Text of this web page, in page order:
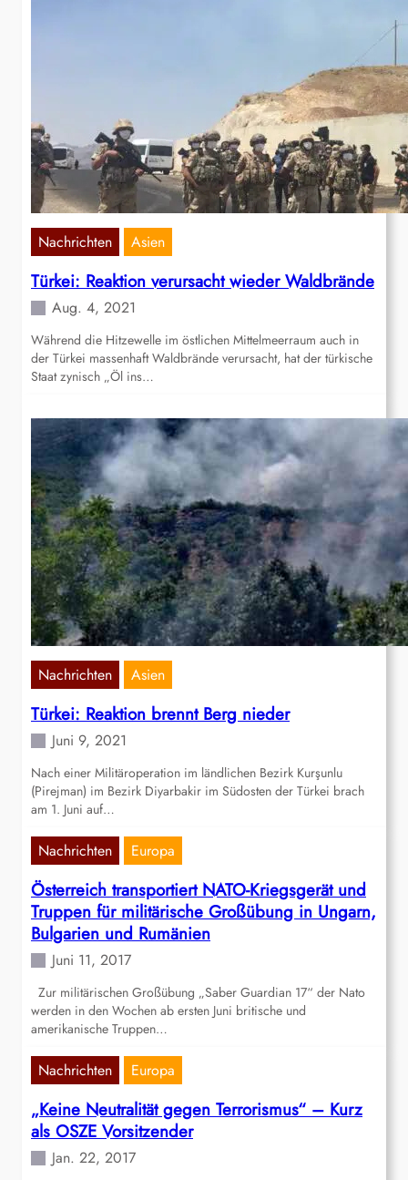
Nachrichten Asien
Türkei: Reaktion verursacht wieder Waldbrände
Aug. 4, 2021
Während die Hitzewelle im östlichen Mittelmeerraum auch in
der Türkei massenhaft Waldbrände verursacht, hat der türkische
Staat zynisch „Öl ins…
Nachrichten Asien
Türkei: Reaktion brennt Berg nieder
Juni 9, 2021
Nach einer Militäroperation im ländlichen Bezirk Kurşunlu
(Pirejman) im Bezirk Diyarbakir im Südosten der Türkei brach
am 1. Juni auf…
Nachrichten Europa
Österreich transportiert NATO-Kriegsgerät und
Truppen für militärische Großübung in Ungarn,
Bulgarien und Rumänien
Juni 11, 2017
Zur militärischen Großübung „Saber Guardian 17“ der Nato
werden in den Wochen ab ersten Juni britische und
amerikanische Truppen…
Nachrichten Europa
„Keine Neutralität gegen Terrorismus“ – Kurz
als OSZE Vorsitzender
Jan. 22, 2017